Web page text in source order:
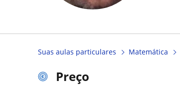
Suas aulas particulares Matemática
Preço